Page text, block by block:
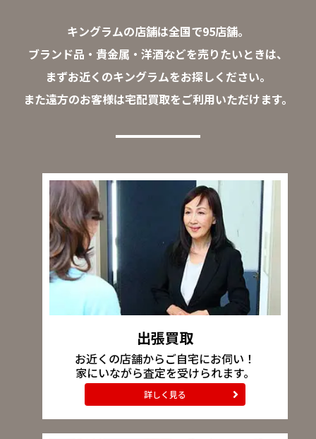
キングラムの店舗は全国で95店舗。
ブランド品・貴金属・洋酒などを売りたいときは、
まずお近くのキングラムをお探しください。
また遠方のお客様は宅配買取をご利用いただけます。
出張買取
お近くの店舗からご自宅にお伺い！
家にいながら査定を受けられます。
詳しく見る